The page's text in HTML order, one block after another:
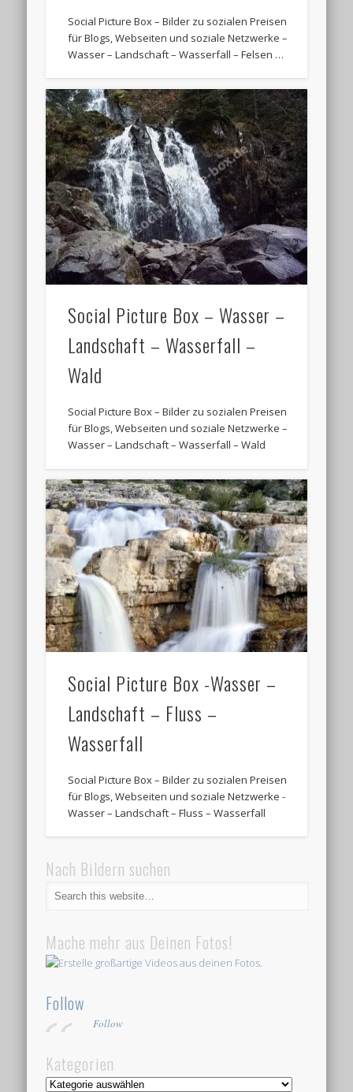
Social Picture Box – Bilder zu sozialen Preisen
für Blogs, Webseiten und soziale Netzwerke –
Wasser – Landschaft – Wasserfall – Felsen …
Social Picture Box – Wasser –
Landschaft – Wasserfall –
Wald
Social Picture Box – Bilder zu sozialen Preisen
für Blogs, Webseiten und soziale Netzwerke –
Wasser – Landschaft – Wasserfall – Wald
Social Picture Box -Wasser –
Landschaft – Fluss –
Wasserfall
Social Picture Box – Bilder zu sozialen Preisen
für Blogs, Webseiten und soziale Netzwerke -
Wasser – Landschaft – Fluss – Wasserfall
Nach Bildern suchen
Mache mehr aus Deinen Fotos!
Follow
Follow
Kategorien
Kategorien